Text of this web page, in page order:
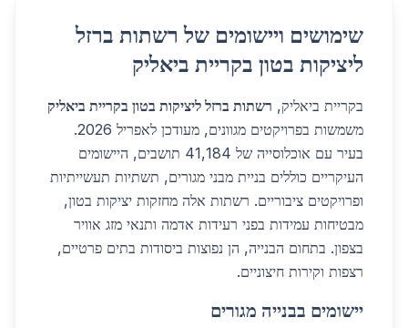
שימושים ויישומים של רשתות ברזל
ליציקות בטון בקריית ביאליק
בקריית ביאליק, רשתות ברזל ליציקות בטון בקריית ביאליק
משמשות בפרויקטים מגוונים, מעודכן לאפריל 2026.
בעיר עם אוכלוסייה של 41,184 תושבים, היישומים
העיקריים כוללים בניית מבני מגורים, תשתיות תעשייתיות
ופרויקטים ציבוריים. רשתות אלה מחזקות יציקות בטון,
מבטיחות עמידות בפני רעידות אדמה ותנאי מזג אוויר
בצפון. בתחום הבנייה, הן נפוצות ביסודות בתים פרטיים,
רצפות וקירות חיצוניים.
יישומים בבנייה מגורים